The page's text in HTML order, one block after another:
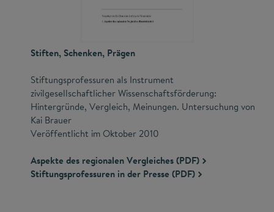
Stiften, Schenken, Prägen
Stiftungsprofessuren als Instrument
zivilgesellschaftlicher Wissenschaftsförderung:
Hintergründe, Vergleich, Meinungen. Untersuchung von
Kai Brauer
Veröffentlicht im Oktober 2010
Aspekte des regionalen Vergleiches (PDF)
Stiftungsprofessuren in der Presse (PDF)